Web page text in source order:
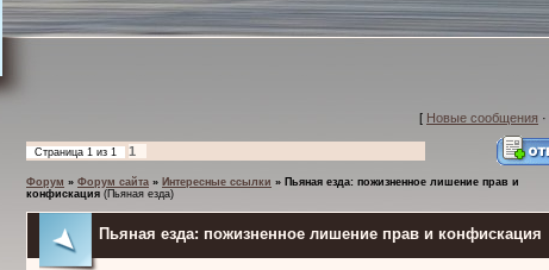
[ Новые сообщения ·
Страница 1 из 1 1
Форум » Форум сайта » Интересные ссылки » Пьяная езда: пожизненное лишение прав и
конфискация (Пьяная езда)
Пьяная езда: пожизненное лишение прав и конфискация